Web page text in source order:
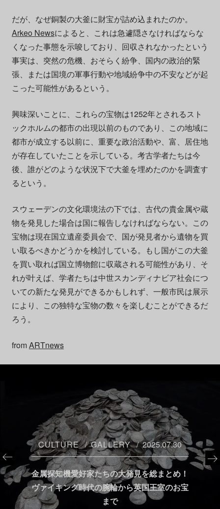
だが、なぜ銅製の大釜に財宝が詰め込まれたのか。
Arkeo Newsによると、これは急遽隠さなければならな
くなった事態を示唆しており、回収されなかったという
事実は、突然の危機、おそらく紛争、国内の政治的緊
張、または国境の軍事行動や地域紛争中の不安などが起
こった可能性があるという。
興味深いことに、これらの宝物は1252年とされるスト
ックホルムの都市の出現以前のものであり、この地域に
都市が成立する以前に、重要な政治活動や、富、居住地
が存在していたことを示している。考古学者たちは今
後、誰がどのような状況下で大釜を埋めたのかを調査す
るという。
スウェーデンの文化環境法の下では、古代の貴金属や蔵
物を発見した場合は国に報告しなければならない。この
宝物は現在国立遺産委員会で、国が発見者から遺物を買
い取るべきかどうかを検討している。もし国がこの大釜
を買い取れば国立博物館に収蔵される可能性があり、そ
れが叶えば、学者たちは中世スカンディナビア社会につ
いての新たな発見ができるかもしれず、一般市民は展示
により、この独特な宝物の数々を楽しむことができるだ
ろう。
fromARTnews
CULTURE GALLERY 2025.07.30
金属探知機愛好家たちの大発見を総まとめ！
ヴァイキング時代の腕輪から英国王室のお宝
まで